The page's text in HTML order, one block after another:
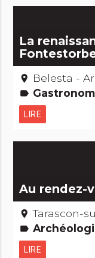
La
place Belesta -
label
LIRE
Au rendez-
place Tarascon-
label
LIRE